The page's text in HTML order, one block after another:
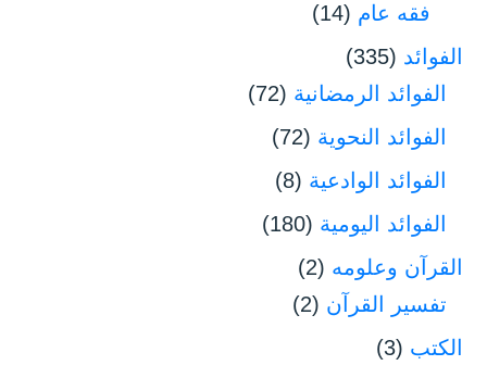
فقه عام (14)
الفوائد (335)
الفوائد الرمضانية (72)
الفوائد النحوية (72)
الفوائد الوادعية (8)
الفوائد اليومية (180)
القرآن وعلومه (2)
تفسير القرآن (2)
الكتب (3)